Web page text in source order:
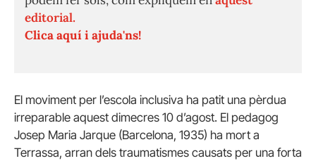
editorial.
Clica aquí i ajuda'ns!
El moviment per l’escola inclusiva ha patit una pèrdua
irreparable aquest dimecres 10 d’agost. El pedagog
Josep Maria Jarque (Barcelona, 1935) ha mort a
Terrassa, arran dels traumatismes causats per una forta